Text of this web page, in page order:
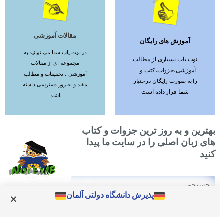
آموزش های رایگان
نوت یاب بسیاری از مطالب
آموزشی،جزوات،کتب و ...
را به صورت رایگان درختیار
شما قرار داده است
ادامه مطلب
مقالات آموزشی
در نوت یاب شما می توانید به
مجموعه ای از مقالات
آموزشی ، تحقیقات و مطالب
مفید و به روز دسترسی داشته
باشید.
بهترین و به روز ترین جزوات و کتاب
های زبان اصلی را در سایت ما پیدا
کنید
Search
Search
پذیرش دانشگاه دولتی آلمان